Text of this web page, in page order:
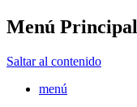
Menú Principal
Saltar al contenido
menú